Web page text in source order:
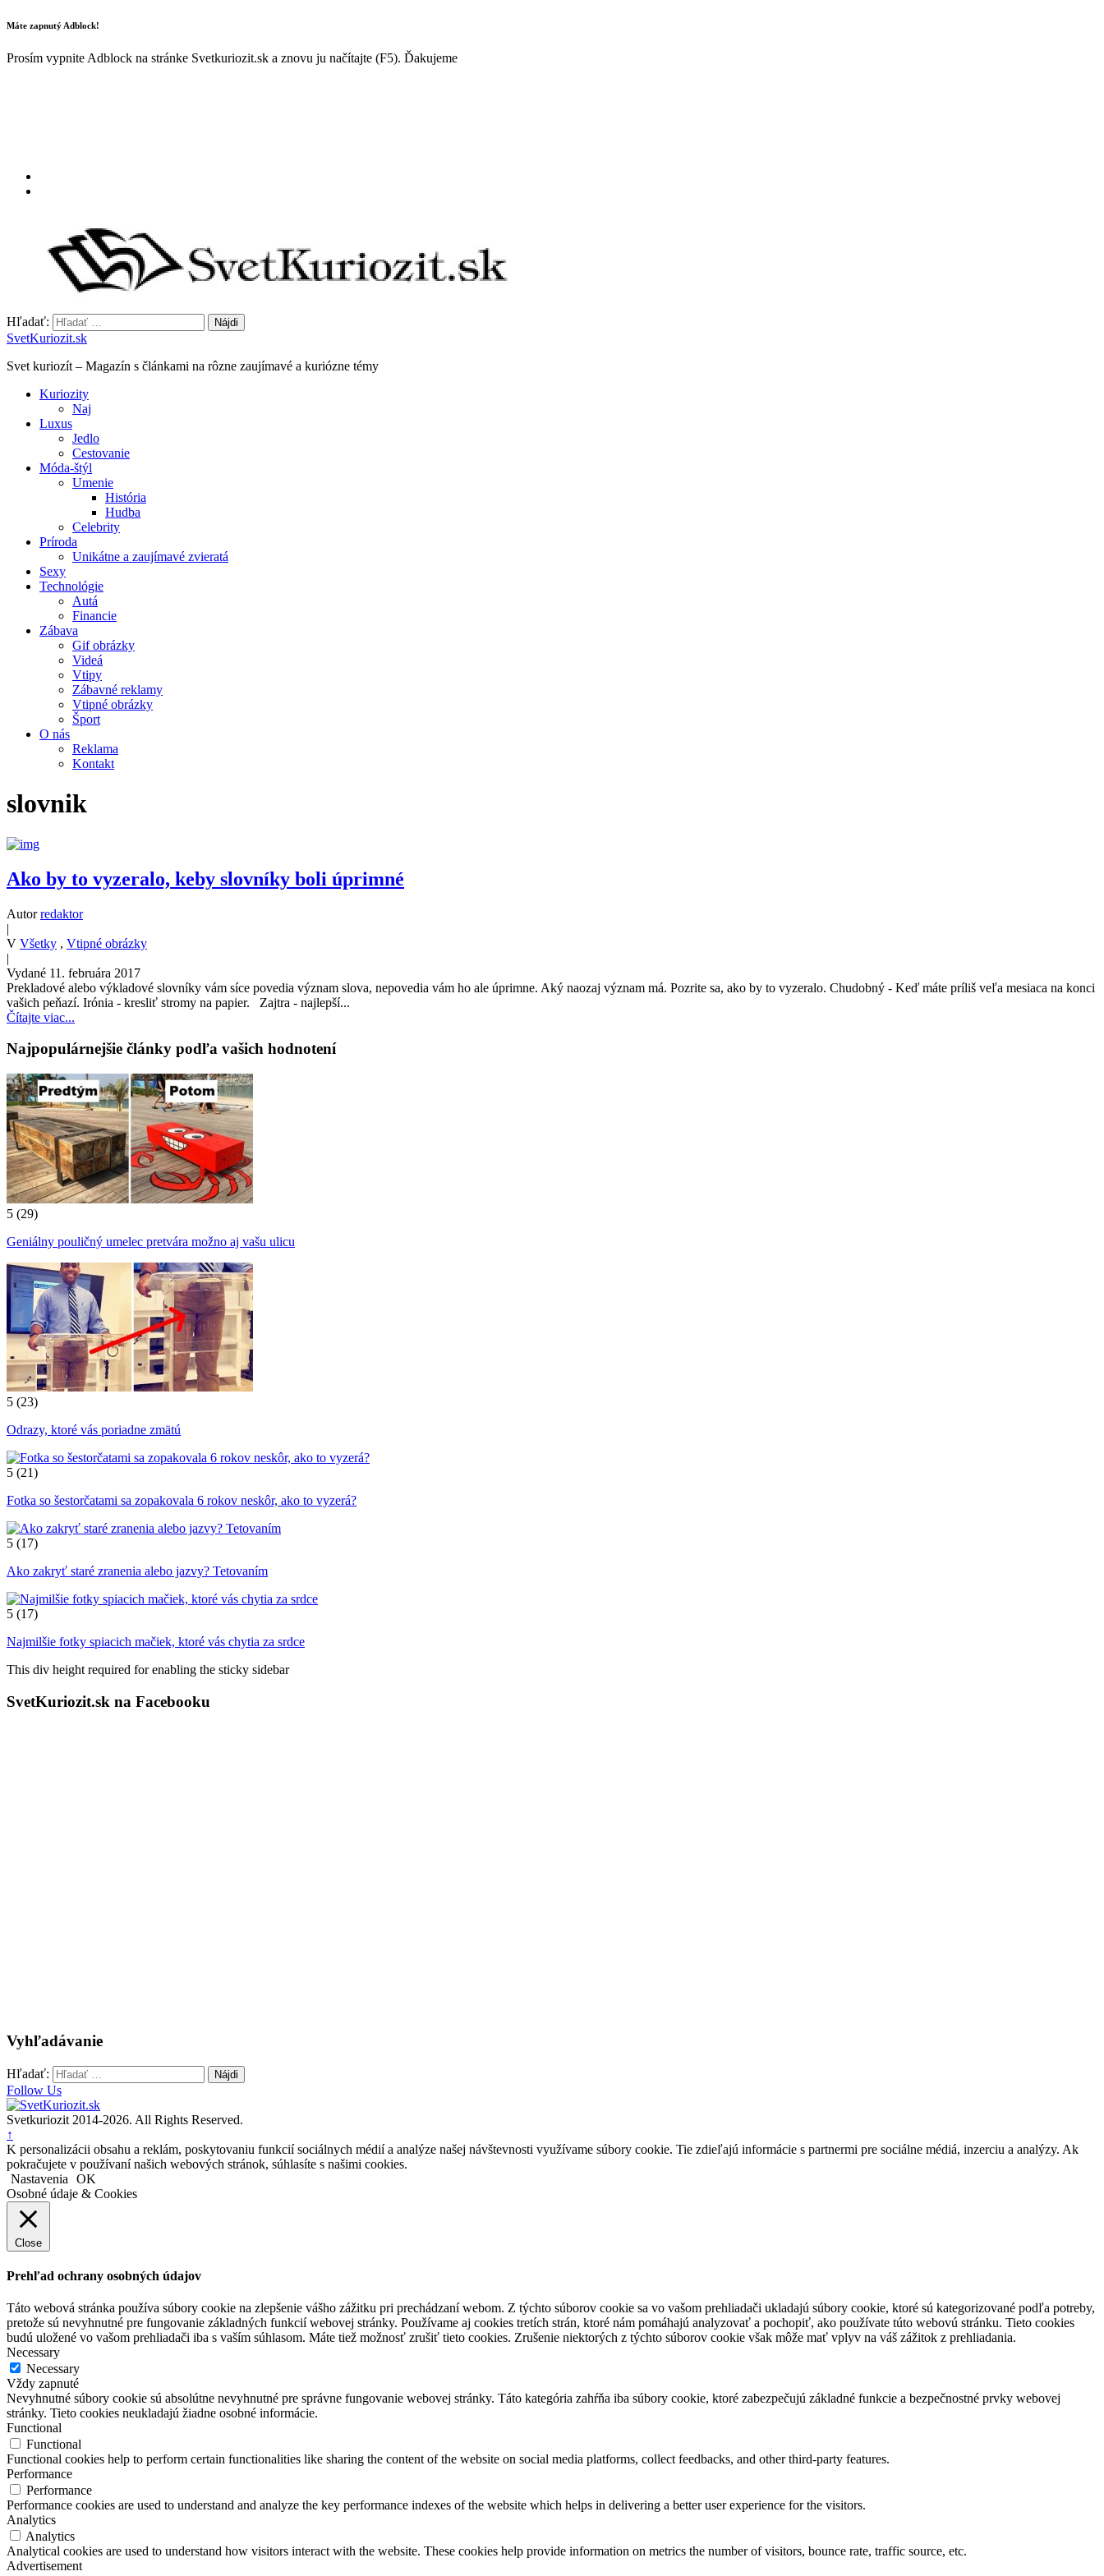
Máte zapnutý Adblock!
Prosím vypnite Adblock na stránke Svetkuriozit.sk a znovu ju načítajte (F5). Ďakujeme
Hľadať:
SvetKuriozit.sk
Svet kuriozít – Magazín s článkami na rôzne zaujímavé a kuriózne témy
Kuriozity
Naj
Luxus
Jedlo
Cestovanie
Móda-štýl
Umenie
História
Hudba
Celebrity
Príroda
Unikátne a zaujímavé zvieratá
Sexy
Technológie
Autá
Financie
Zábava
Gif obrázky
Videá
Vtipy
Zábavné reklamy
Vtipné obrázky
Šport
O nás
Reklama
Kontakt
slovnik
Ako by to vyzeralo, keby slovníky boli úprimné
Autorredaktor
|
V Všetky , Vtipné obrázky
|
Vydané 11. februára 2017
Prekladové alebo výkladové slovníky vám síce povedia význam slova, nepovedia vám ho ale úprimne. Aký naozaj význam má. Pozrite sa, ako by to vyzeralo. Chudobný - Keď máte príliš veľa mesiaca na konci
vašich peňazí. Irónia - kresliť stromy na papier. Zajtra - najlepší...
Čítajte viac...
Najpopulárnejšie články podľa vašich hodnotení
5 (29)
Geniálny pouličný umelec pretvára možno aj vašu ulicu
5 (23)
Odrazy, ktoré vás poriadne zmätú
5 (21)
Fotka so šestorčatami sa zopakovala 6 rokov neskôr, ako to vyzerá?
5 (17)
Ako zakryť staré zranenia alebo jazvy? Tetovaním
5 (17)
Najmilšie fotky spiacich mačiek, ktoré vás chytia za srdce
This div height required for enabling the sticky sidebar
SvetKuriozit.sk na Facebooku
Vyhľadávanie
Hľadať:
Follow Us
Svetkuriozit 2014-2026. All Rights Reserved.
↑
K personalizácii obsahu a reklám, poskytovaniu funkcií sociálnych médií a analýze našej návštevnosti využívame súbory cookie. Tie zdieľajú informácie s partnermi pre sociálne médiá, inzerciu a analýzy. Ak
pokračujete v používaní našich webových stránok, súhlasíte s našimi cookies.
Nastavenia
OK
Osobné údaje & Cookies
Close
Prehľad ochrany osobných údajov
Táto webová stránka používa súbory cookie na zlepšenie vášho zážitku pri prechádzaní webom. Z týchto súborov cookie sa vo vašom prehliadači ukladajú súbory cookie, ktoré sú kategorizované podľa potreby,
pretože sú nevyhnutné pre fungovanie základných funkcií webovej stránky. Používame aj cookies tretích strán, ktoré nám pomáhajú analyzovať a pochopiť, ako používate túto webovú stránku. Tieto cookies
budú uložené vo vašom prehliadači iba s vaším súhlasom. Máte tiež možnosť zrušiť tieto cookies. Zrušenie niektorých z týchto súborov cookie však môže mať vplyv na váš zážitok z prehliadania.
Necessary
Necessary
Vždy zapnuté
Nevyhnutné súbory cookie sú absolútne nevyhnutné pre správne fungovanie webovej stránky. Táto kategória zahŕňa iba súbory cookie, ktoré zabezpečujú základné funkcie a bezpečnostné prvky webovej
stránky. Tieto cookies neukladajú žiadne osobné informácie.
Functional
Functional
Functional cookies help to perform certain functionalities like sharing the content of the website on social media platforms, collect feedbacks, and other third-party features.
Performance
Performance
Performance cookies are used to understand and analyze the key performance indexes of the website which helps in delivering a better user experience for the visitors.
Analytics
Analytics
Analytical cookies are used to understand how visitors interact with the website. These cookies help provide information on metrics the number of visitors, bounce rate, traffic source, etc.
Advertisement